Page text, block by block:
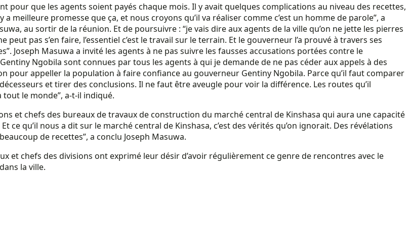
que les agents soient payés chaque mois. Il y avait quelques complications au niveau des recettes,
meilleure promesse que ça, et nous croyons qu’il va réaliser comme c’est un homme de parole”, a
au sortir de la réunion. Et de poursuivre : “je vais dire aux agents de la ville qu’on ne jette les pierres
pas s’en faire, l’essentiel c’est le travail sur le terrain. Et le gouverneur l’a prouvé à travers ses
Joseph Masuwa a invité les agents à ne pas suivre les fausses accusations portées contre le
Ngobila sont connues par tous les agents à qui je demande de ne pas céder aux appels à des
pour appeller la population à faire confiance au gouverneur Gentiny Ngobila. Parce qu’il faut comparer
et tirer des conclusions. Il ne faut être aveugle pour voir la différence. Les routes qu’il
le monde”, a-t-il indiqué.
et chefs des bureaux de travaux de construction du marché central de Kinshasa qui aura une capacité
ce qu’il nous a dit sur le marché central de Kinshasa, c’est des vérités qu’on ignorait. Des révélations
de recettes”, a conclu Joseph Masuwa.
et chefs des divisions ont exprimé leur désir d’avoir régulièrement ce genre de rencontres avec le
la ville.